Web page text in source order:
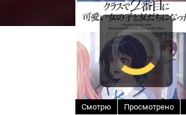
Смотрю Просмотрено